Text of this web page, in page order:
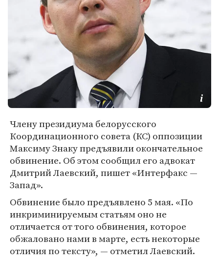
Члену президиума белорусского
Координационного совета (КС) оппозиции
Максиму Знаку предъявили окончательное
обвинение. Об этом сообщил его адвокат
Дмитрий Лаевский, пишет «Интерфакс —
Запад».
Обвинение было предъявлено 5 мая. «По
инкриминируемым статьям оно не
отличается от того обвинения, которое
обжаловано нами в марте, есть некоторые
отличия по тексту», — отметил Лаевский.